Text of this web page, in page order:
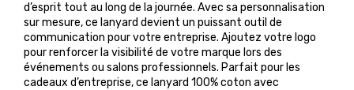
d’esprit tout au long de la journée. Avec sa personnalisation
sur mesure, ce lanyard devient un puissant outil de
communication pour votre entreprise. Ajoutez votre logo
pour renforcer la visibilité de votre marque lors des
événements ou salons professionnels. Parfait pour les
cadeaux d’entreprise, ce lanyard 100% coton avec